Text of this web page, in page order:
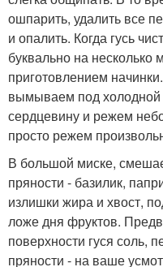
ошпарить, удалить все
и опалить. Когда гусь
буквально на
приготовлением
вымываем под холодной
сердцевину и режем
просто режем
В большой миске,
пряности - базилик,
излишки жира и хвост,
ложе дня фруктов.
поверхности гуся соль,
пряности - на ваше